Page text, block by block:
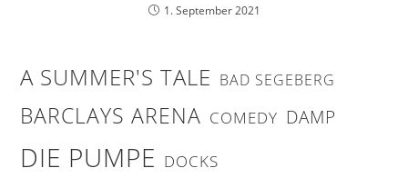
1. September 2021
A SUMMER'S TALE BAD SEGEBERG
BARCLAYS ARENA COMEDY DAMP
DIE PUMPE DOCKS